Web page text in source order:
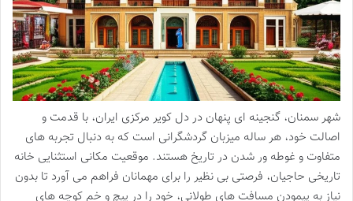
شهر سمنان، گنجینه ای پنهان در دل کویر مرکزی ایران، با قدمت و
اصالت خود، هر ساله میزبان گردشگرانی است که به دنبال تجربه های
متفاوت و غوطه ور شدن در تاریخ هستند. موقعیت مکانی استثنایی خانه
تاریخی حاجیان، فرصتی بی نظیر را برای مهمانان فراهم می آورد تا بدون
نیاز به پیمودن مسافت های طولانی، خود را در پیچ و خم کوچه های